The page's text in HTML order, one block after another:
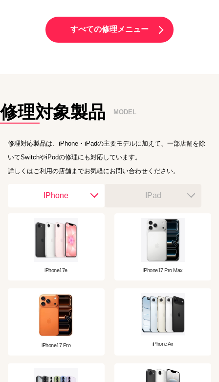
すべての修理メニュー
修理対象製品 MODEL
修理対応製品は、iPhone・iPadの主要モデルに加えて、一部店舗を除
いてSwitchやiPodの修理にも対応しています。
詳しくはご利用の店舗までお気軽にお問い合わせください。
IPhone IPad
iPhone17e iPhone17 Pro Max
iPhone17 Pro iPhone Air